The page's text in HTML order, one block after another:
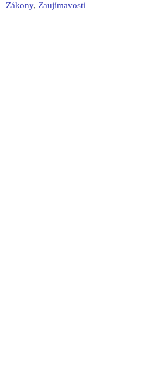
Zákony, Zaujímavosti